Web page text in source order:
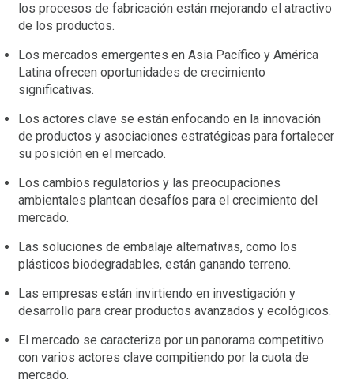
los procesos de fabricación están mejorando el atractivo
de los productos.
Los mercados emergentes en Asia Pacífico y América
Latina ofrecen oportunidades de crecimiento
significativas.
Los actores clave se están enfocando en la innovación
de productos y asociaciones estratégicas para fortalecer
su posición en el mercado.
Los cambios regulatorios y las preocupaciones
ambientales plantean desafíos para el crecimiento del
mercado.
Las soluciones de embalaje alternativas, como los
plásticos biodegradables, están ganando terreno.
Las empresas están invirtiendo en investigación y
desarrollo para crear productos avanzados y ecológicos.
El mercado se caracteriza por un panorama competitivo
con varios actores clave compitiendo por la cuota de
mercado.